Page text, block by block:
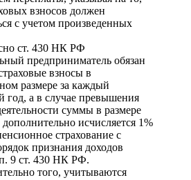
взносов должен
с учетом произведенных
ст. 430 НК РФ
предприниматель обязан
взносы в
размере за каждый
год, а в случае превышения
суммы в размере
исчисляется 1%
страхование с
признания доходов
9 ст. 430 НК РФ.
того, учитываются